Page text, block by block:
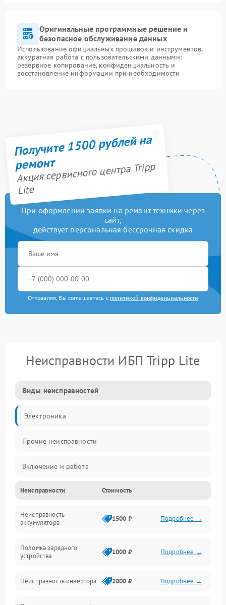
Оригинальные программные решение и
безопасное обслуживание данных
Использование официальных прошивок и инструментов,
аккуратная работа с пользовательскими данными:
резервное копирование, конфиденциальность и
восстановление информации при необходимости
Получите 1500 рублей на
ремонт
Акция сервисного центра Tripp
Lite
При оформлении заявки на ремонт техники через
сайт,
действует персональная бессрочная скидка
Отправляя, Вы соглашаетесь с политикой конфиденциальности
Неисправности ИБП Tripp Lite
Виды неисправностей
Электроника
Прочие неисправности
Включение и работа
Работа с нагрузкой
Звук и индикация
Неисправности Стоимость
Неисправность
аккумулятора
1500 ₽ Подробнее →
Поломка зарядного
устройства
1000 ₽ Подробнее →
Неисправность инвертора 2000 ₽ Подробнее →